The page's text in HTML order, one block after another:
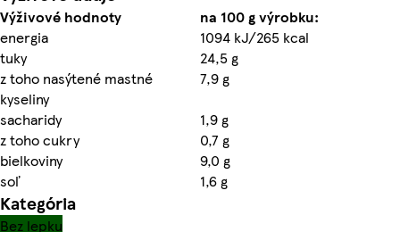
Výživové hodnoty
na 100 g výrobku:
energia
1094 kJ/265 kcal
tuky
24,5 g
z toho nasýtené mastné
kyseliny
7,9 g
sacharidy
1,9 g
z toho cukry
0,7 g
bielkoviny
9,0 g
soľ
1,6 g
Kategória
Bez lepku